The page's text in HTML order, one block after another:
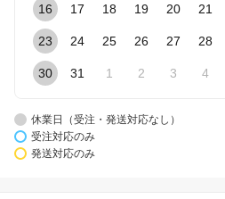
16 17 18 19 20 21
23 24 25 26 27 28
30 31 1 2 3 4
休業日（受注・発送対応なし）
受注対応のみ
発送対応のみ